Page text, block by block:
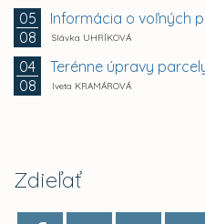
05
08
Informácia o voľných
Slávka UHRÍKOVÁ
04
08
Terénne úpravy
Iveta KRAMÁROVÁ
Zdieľať